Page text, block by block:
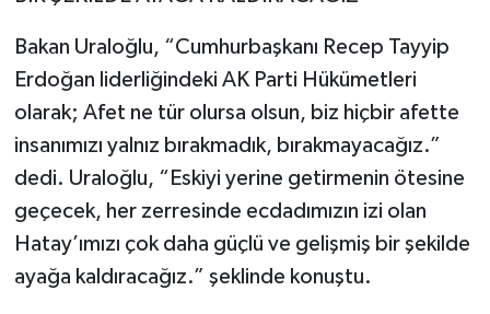
Bakan Uraloğlu, “Cumhurbaşkanı Recep Tayyip
Erdoğan liderliğindeki AK Parti Hükümetleri
olarak; Afet ne tür olursa olsun, biz hiçbir afette
insanımızı yalnız bırakmadık, bırakmayacağız.”
dedi. Uraloğlu, “Eskiyi yerine getirmenin ötesine
geçecek, her zerresinde ecdadımızın izi olan
Hatay’ımızı çok daha güçlü ve gelişmiş bir şekilde
ayağa kaldıracağız.” şeklinde konuştu.